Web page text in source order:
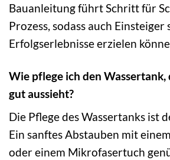
Bauanleitung führt Schritt für
Prozess, sodass auch Einsteiger
Erfolgserlebnisse erzielen
Wie pflege ich den Wassertank,
gut aussieht?
Die Pflege des Wassertanks ist
Ein sanftes Abstauben mit
oder einem Mikrofasertuch